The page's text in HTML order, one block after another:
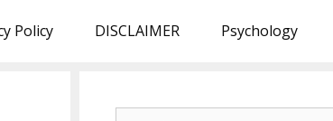
Policy DISCLAIMER Psychology